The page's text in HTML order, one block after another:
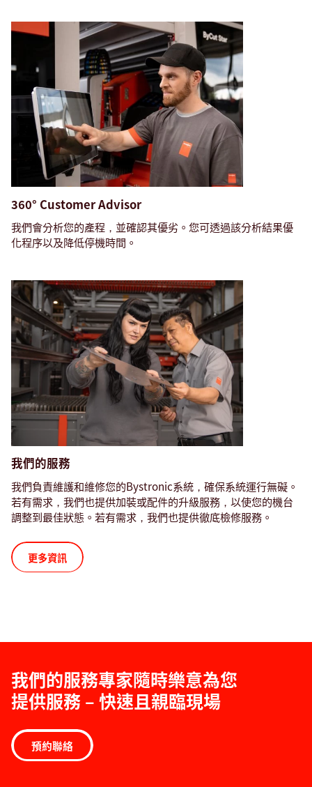
360° Customer Advisor
我們會分析您的產程，並確認其優劣。您可透過該分析結果優
化程序以及降低停機時間。
我們的服務
我們負責維護和維修您的Bystronic系統，確保系統運行無礙。
若有需求，我們也提供加裝或配件的升級服務，以使您的機台
調整到最佳狀態。若有需求，我們也提供徹底檢修服務。
更多資訊
我們的服務專家隨時樂意為您
提供服務 – 快速且親臨現場
預約聯絡